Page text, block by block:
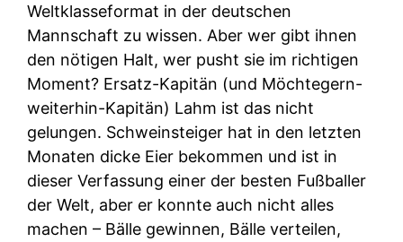
Weltklasseformat in der deutschen
Mannschaft zu wissen. Aber wer gibt ihnen
den nötigen Halt, wer pusht sie im richtigen
Moment? Ersatz-Kapitän (und Möchtegern-
weiterhin-Kapitän) Lahm ist das nicht
gelungen. Schweinsteiger hat in den letzten
Monaten dicke Eier bekommen und ist in
dieser Verfassung einer der besten Fußballer
der Welt, aber er konnte auch nicht alles
machen – Bälle gewinnen, Bälle verteilen,